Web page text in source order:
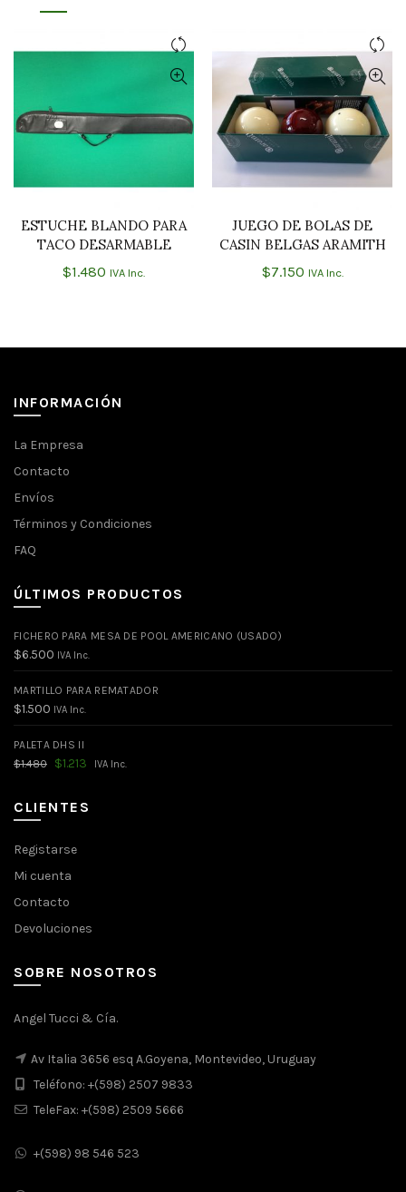
AÑADIR AL CARRITO
ESTUCHE BLANDO PARA
TACO DESARMABLE
$1.480 IVA Inc.
AÑADIR AL CARRITO
JUEGO DE BOLAS DE
CASIN BELGAS ARAMITH
$7.150 IVA Inc.
INFORMACIÓN
La Empresa
Contacto
Envíos
Términos y Condiciones
FAQ
ÚLTIMOS PRODUCTOS
FICHERO PARA MESA DE POOL AMERICANO (USADO)
$6.500 IVA Inc.
MARTILLO PARA REMATADOR
$1.500 IVA Inc.
PALETA DHS II
$1.480
El
era:
$1.480.
$1.213 El
IVA Inc.
CLIENTES
Registarse
Mi cuenta
Contacto
Devoluciones
SOBRE NOSOTROS
Angel Tucci & Cía.
Av Italia 3656 esq A.Goyena, Montevideo, Uruguay
Teléfono: +(598) 2507 9833
TeleFax: +(598) 2509 5666
+(598) 98 546 523